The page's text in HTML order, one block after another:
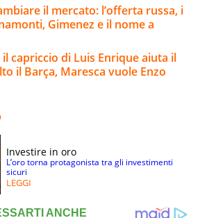
il mercato: l’offerta russa, i
Gimenez e il nome a
il capriccio di Luis Enrique aiuta il
il Barça, Maresca vuole Enzo
Investire in oro
L’oro torna protagonista tra gli investimenti
sicuri
LEGGI